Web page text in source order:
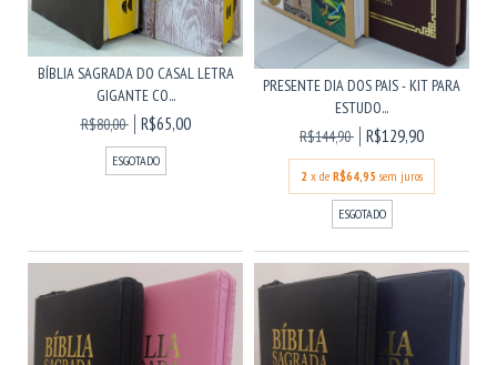
BÍBLIA SAGRADA DO CASAL LETRA
GIGANTE CO...
R$80,00
R$65,00
ESGOTADO
PRESENTE DIA DOS PAIS - KIT PARA
ESTUDO...
R$144,90
R$129,90
2 x de R$64,95 sem juros
ESGOTADO